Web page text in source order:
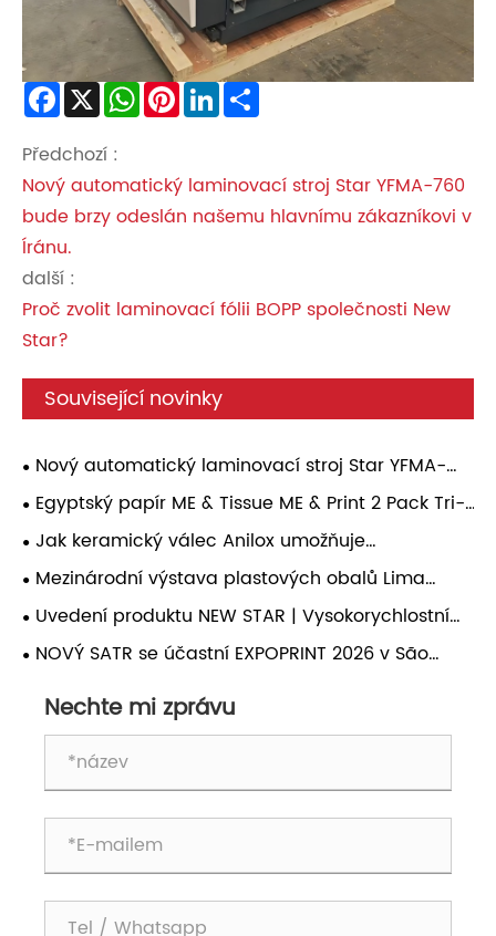
Facebook
X WhatsApp
PinterestLinkedIn
Předchozí :
Nový automatický laminovací stroj Star YFMA-760
bude brzy odeslán našemu hlavnímu zákazníkovi v
Íránu.
další :
Proč zvolit laminovací fólii BOPP společnosti New
Star?
Související novinky
Nový automatický laminovací stroj Star YFMA-
760 bude brzy odeslán zákazníkovi v Saúdské
Arábii.
Egyptský papír ME & Tissue ME & Print 2 Pack Tri-
Exhibitions se velmi otevřel a nabídl plíživý pohled
na nové trendy v balení.
Jak keramický válec Anilox umožňuje
rovnoměrný olejový povlak v bodovém UV
Mezinárodní výstava plastových obalů Lima
2026: NOVÁ HVĚZDA předvede vysoce výkonný
automatický laminovací stroj
Uvedení produktu NEW STAR | Vysokorychlostní
inkoustová tiskárna DMZ-G1100: Umožňuje
archových tištěných produktů
NOVÝ SATR se účastní EXPOPRINT 2026 v São
prohlédněte si základní vybavení
Nechte mi zprávu